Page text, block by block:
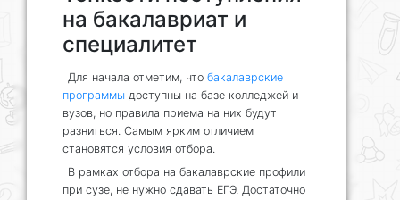
на бакалавриат и
специалитет
Для начала отметим, что бакалаврские
программы доступны на базе колледжей и
вузов, но правила приема на них будут
разниться. Самым ярким отличием
становятся условия отбора.
В рамках отбора на бакалаврские профили
при сузе, не нужно сдавать ЕГЭ. Достаточно